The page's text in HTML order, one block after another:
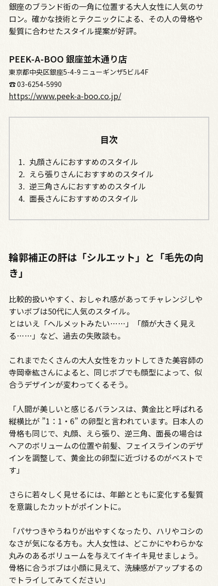
銀座のブランド街の一角に位置する大人女性に人気のサ
ロン。確かな技術とテクニックによる、その人の骨格や
髪質に合わせたスタイル提案が好評。
PEEK-A-BOO 銀座並木通り店
東京都中央区銀座5-4-9 ニューギンザ5ビル4F
☎︎ 03-6254-5990
https://www.peek-a-boo.co.jp/
目次
丸顔さんにおすすめのスタイル
えら張りさんにおすすめのスタイル
逆三角さんにおすすめのスタイル
面長さんにおすすめのスタイル
輪郭補正の肝は「シルエット」と「毛先の向
き」
比較的扱いやすく、おしゃれ感があってチャレンジしや
すいボブは50代に人気のスタイル。
とはいえ「ヘルメットみたい……」「顔が大きく見え
る……」など、過去の失敗談も。
これまでたくさんの大人女性をカットしてきた美容師の
寺岡幸紘さんによると、同じボブでも顔型によって、似
合うデザインが変わってくるそう。
「人間が美しいと感じるバランスは、黄金比と呼ばれる
縦横比が ”1：1・6” の卵型と言われています。日本人の
骨格も同じで、丸顔、えら張り、逆三角、面長の場合は
ヘアのボリュームの位置や前髪、フェイスラインのデザ
インを調整して、黄金比の卵型に近づけるのがベストで
す」
さらに若々しく見せるには、年齢とともに変化する髪質
を意識したカットがポイントに。
「パサつきやうねりが出やすくなったり、ハリやコシの
なさが気になる方も。大人女性は、どこかにやわらかな
丸みのあるボリュームを与えてイキイキ見せましょう。
骨格に合うボブは小顔に見えて、洗練感がアップするの
でトライしてみてください」